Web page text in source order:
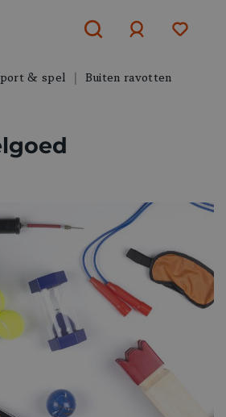
ofaanmelden
& spel
Buiten ravotten